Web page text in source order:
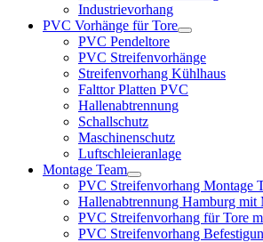
Industrievorhang
PVC Vorhänge für Tore
PVC Pendeltore
PVC Streifenvorhänge
Streifenvorhang Kühlhaus
Falttor Platten PVC
Hallenabtrennung
Schallschutz
Maschinenschutz
Luftschleieranlage
Montage Team
PVC Streifenvorhang Montage
Hallenabtrennung Hamburg mit
PVC Streifenvorhang für Tore
PVC Streifenvorhang